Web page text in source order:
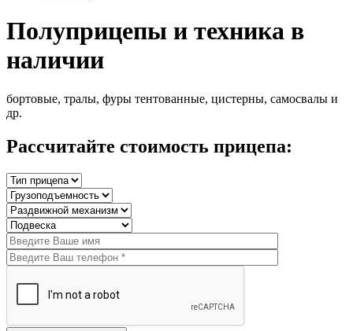
Полуприцепы и техника в
наличии
бортовые, тралы, фуры тентованные, цистерны, самосвалы и
др.
Рассчитайте стоимость прицепа: